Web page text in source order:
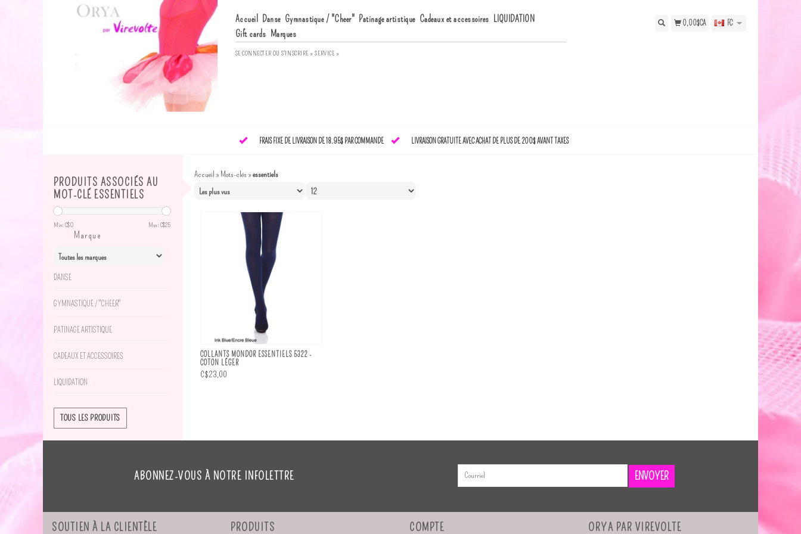
Accueil Danse Gymnastique / "Cheer" Patinage artistique Cadeaux et accessoires LIQUIDATION
Gift cards Marques
SE CONNECTER OUS'INSCRIRE » SERVICE »
0,00$CA FC
FRAIS FIXE DE LIVRAISON DE 18.95$ PAR COMMANDE LIVRAISON GRATUITE AVEC ACHAT DE PLUS DE 200$ AVANT TAXES
PRODUITS ASSOCIÉS AU
MOT-CLÉ ESSENTIELS
Min: C$0 Max: C$25
Marque
DANSE
GYMNASTIQUE / "CHEER"
PATINAGE ARTISTIQUE
CADEAUX ET ACCESSOIRES
LIQUIDATION
TOUS LES PRODUITS
Accueil »Mots-clés »essentiels
COLLANTS MONDOR ESSENTIELS 5322 -
COTON LÉGER
C$23,00
ABONNEZ-VOUS À NOTRE INFOLETTRE ENVOYER
SOUTIEN À LA CLIENTÈLE PRODUITS COMPTE ORYA PAR VIREVOLTE